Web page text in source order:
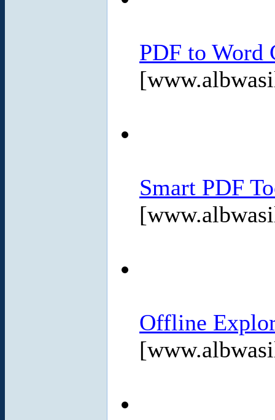
PDF to Word
Smart PDF
Offline